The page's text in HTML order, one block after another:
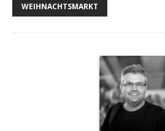
WEIHNACHTSMARKT